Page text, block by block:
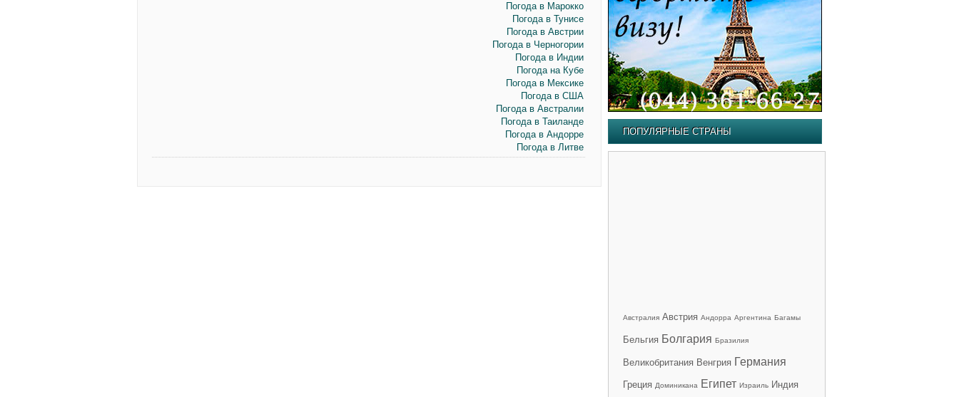
Погода в Марокко
Погода в Тунисе
Погода в Австрии
Погода в Черногории
Погода в Индии
Погода на Кубе
Погода в Мексике
Погода в США
Погода в Австралии
Погода в Таиланде
Погода в Андорре
Погода в Литве
ПОПУЛЯРНЫЕ СТРАНЫ
Австралия Австрия Андорра Аргентина Багамы
Бельгия Болгария Бразилия
Великобритания Венгрия Германия
Греция Доминикана Египет Израиль Индия